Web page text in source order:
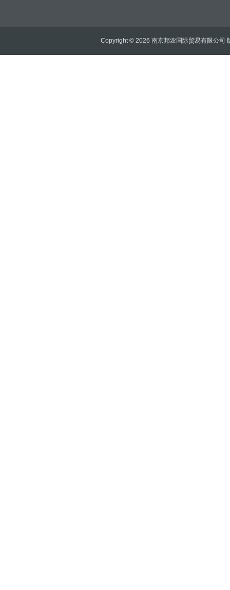
Copyright © 2026 南京邦农国际贸易有限公司